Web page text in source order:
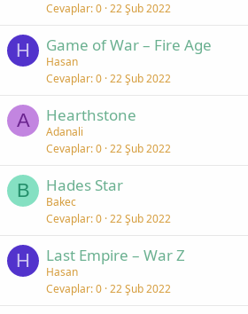
Cevaplar 0 22 Şub 2022
H Game of War – Fire Age
Hasan
Cevaplar 0 22 Şub 2022
A Hearthstone
Adanali
Cevaplar 0 22 Şub 2022
B Hades Star
Bakec
Cevaplar 0 22 Şub 2022
H Last Empire – War Z
Hasan
Cevaplar 0 22 Şub 2022